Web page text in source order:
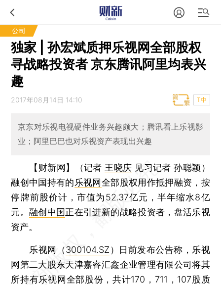
公司
独家 | 孙宏斌质押乐视网全部股权
寻战略投资者 京东腾讯阿里均表兴
趣
2017年08月14日 14:10 T中
京东对乐视电视硬件业务兴趣颇大；腾讯看上乐视影
业；阿里巴巴也对乐视资产表现出兴趣
【财新网】（记者 王晓庆 见习记者 孙聪颖）
融创中国持有的乐视网全部股权用作抵押融资，按
停牌前股价计，市值为52.37亿元，半年缩水8亿
元。融创中国正在引进新的战略投资者，盘活乐视
资产。
乐视网（300104.SZ ）日前发布公告称，乐视
网第二大股东天津嘉睿汇鑫企业管理有限公司将其
所持有乐视网全部股份，共计170，711，107股质